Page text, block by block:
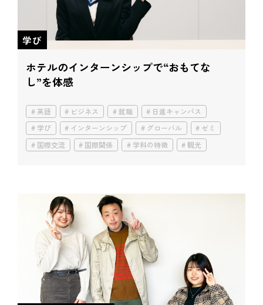
学び
ホテルのインターンシップで“おもてな
し”を体感
英語 ビジネス 就職
日進キャンパス
学び
インターンシップ グローバル
ゼミ
国際交流
国際関係 学科の特徴 観光